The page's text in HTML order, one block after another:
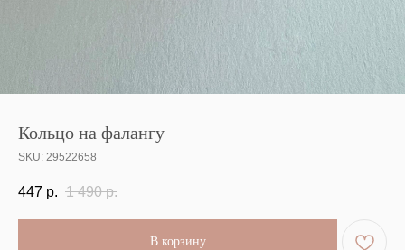
Кольцо на фалангу
SKU: 29522658
447 р. 1 490 р.
В корзину